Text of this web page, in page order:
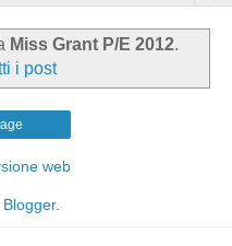
Miss Grant P/E 2012.
i post
web
Blogger.